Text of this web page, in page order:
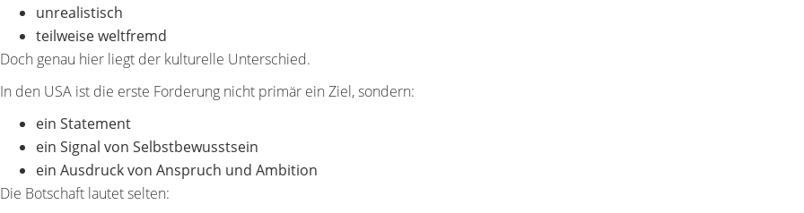
unrealistisch
teilweise weltfremd
Doch genau hier liegt der kulturelle Unterschied.
In den USA ist die erste Forderung nicht primär ein Ziel, sondern:
ein Statement
ein Signal von Selbstbewusstsein
ein Ausdruck von Anspruch und Ambition
Die Botschaft lautet selten: